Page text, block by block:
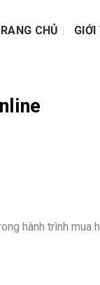
CHỦ GIỚI
hành trình mua